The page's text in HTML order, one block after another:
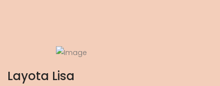
Layota Lisa